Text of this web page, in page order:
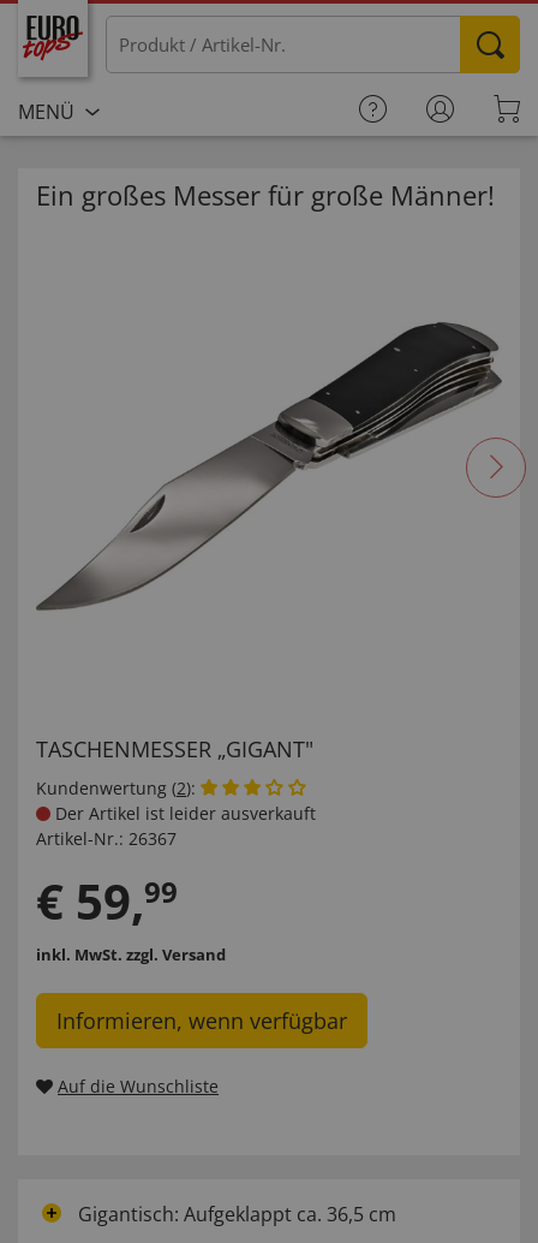
MENÜ
Ein großes Messer für große Männer!
TASCHENMESSER „GIGANT"
Kundenwertung (2):
Der Artikel ist leider ausverkauft
Artikel-Nr.: 26367
€ 59,99
inkl. MwSt. zzgl. Versand
Informieren, wenn verfügbar
Auf die Wunschliste
Gigantisch: Aufgeklappt ca. 36,5 cm